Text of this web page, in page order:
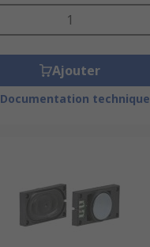
Ajouter
Documentation technique